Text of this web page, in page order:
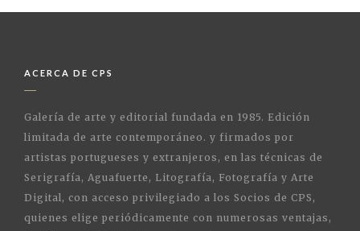
ACERCA DE CPS
Galería de arte y editorial fundada en 1985. Edición
limitada de arte contemporáneo. y firmados por
artistas portugueses y extranjeros, en las técnicas de
Serigrafía, Aguafuerte, Litografía, Fotografía y Arte
Digital, con acceso privilegiado a los Socios de CPS,
quienes elige periódicamente con numerosas ventajas,